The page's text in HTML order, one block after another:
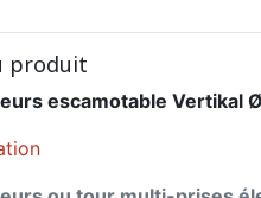
produit
escamotable Vertikal